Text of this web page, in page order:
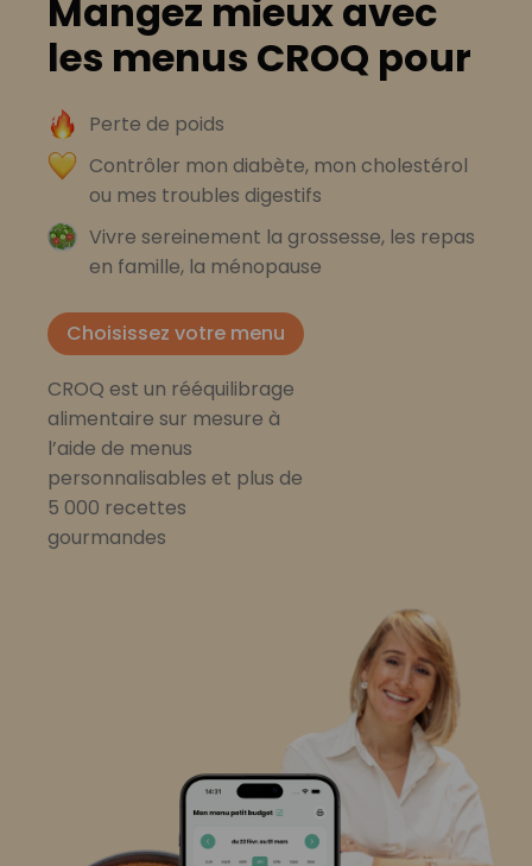
Mangez mieux avec
les menus CROQ pour
Perte de poids
Contrôler mon diabète, mon cholestérol
ou mes troubles digestifs
Vivre sereinement la grossesse, les repas
en famille, la ménopause
Choisissez votre menu
CROQ est un rééquilibrage
alimentaire sur mesure à
l’aide de menus
personnalisables et plus de
5 000 recettes
gourmandes